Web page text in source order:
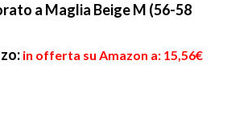
a Maglia Beige M (56-58
in offerta su Amazon a: 15,56€